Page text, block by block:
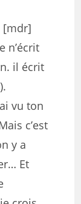
[mdr]
n’écrit
il écrit
vu ton
c’est
y a
Et